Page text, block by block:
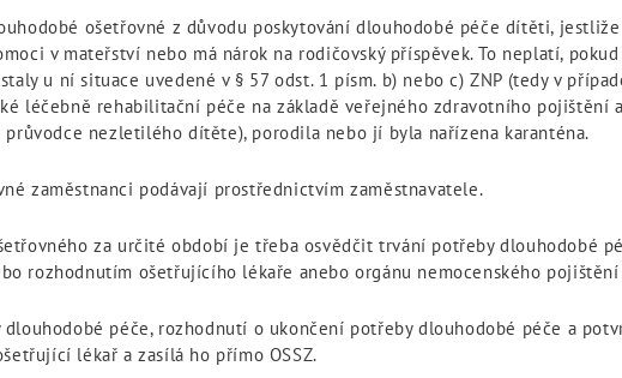
ošetřovné z důvodu poskytování dlouhodobé péče dítěti,
v mateřství nebo má nárok na rodičovský příspěvek. To neplatí,
u ní situace uvedené v § 57 odst. 1 písm. b) nebo c) ZNP (tedy v
léčebně rehabilitační péče na základě veřejného zdravotního pojištění
nezletilého dítěte), porodila nebo jí byla nařízena karanténa.
zaměstnanci podávají prostřednictvím zaměstnavatele.
za určité období je třeba osvědčit trvání potřeby dlouhodobé
rozhodnutím ošetřujícího lékaře anebo orgánu nemocenského
péče, rozhodnutí o ukončení potřeby dlouhodobé péče a
lékař a zasílá ho přímo OSSZ.